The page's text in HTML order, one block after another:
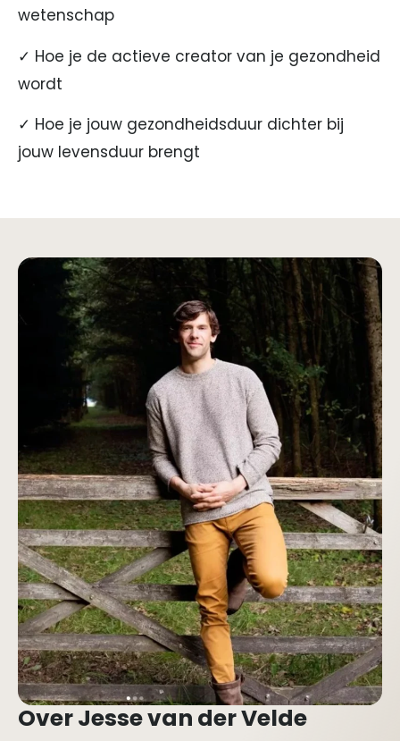
wetenschap
✓ Hoe je de actieve creator van je gezondheid
wordt
✓ Hoe je jouw gezondheidsduur dichter bij
jouw levensduur brengt
Over Jesse van der Velde